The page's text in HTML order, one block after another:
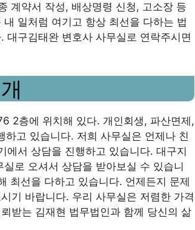
계약서 작성, 배상명령 신청, 고소장 등
일처럼 여기고 항상 최선을 다하는 법
대구김태완 변호사 사무실로 연락주시면
2층에 위치해 있다. 개인회생, 파산면제,
고 있습니다. 저희 사무실은 언제나 친
에서 상담을 진행하고 있습니다. 대구지
로 오셔서 상담을 받아보실 수 있습니
최선을 다하고 있습니다. 언제든지 문제
기 바랍니다. 우리 사무실은 저렴한 가격
받는 김재현 법무법인과 함께 당신의 삶